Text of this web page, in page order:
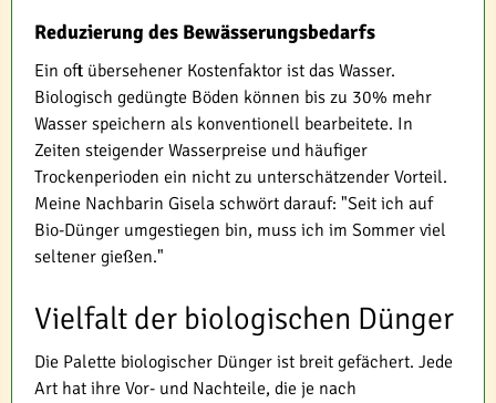
Reduzierung des Bewässerungsbedarfs
Ein oft übersehener Kostenfaktor ist das Wasser.
Biologisch gedüngte Böden können bis zu 30% mehr
Wasser speichern als konventionell bearbeitete. In
Zeiten steigender Wasserpreise und häufiger
Trockenperioden ein nicht zu unterschätzender Vorteil.
Meine Nachbarin Gisela schwört darauf: "Seit ich auf
Bio-Dünger umgestiegen bin, muss ich im Sommer viel
seltener gießen."
Vielfalt der biologischen Dünger
Die Palette biologischer Dünger ist breit gefächert. Jede
Art hat ihre Vor- und Nachteile, die je nach